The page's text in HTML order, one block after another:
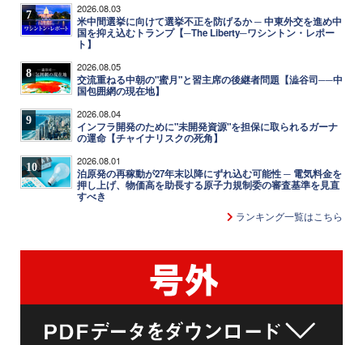
7 2026.08.03
米中間選挙に向けて選挙不正を防げるか ─ 中東外交を進め中
国を抑え込むトランプ【─The Liberty─ワシントン・レポー
ト】
8 2026.08.05
交流重ねる中朝の"蜜月"と習主席の後継者問題【澁谷司──中
国包囲網の現在地】
9 2026.08.04
インフラ開発のために"未開発資源"を担保に取られるガーナ
の運命【チャイナリスクの死角】
10 2026.08.01
泊原発の再稼動が27年末以降にずれ込む可能性 ─ 電気料金を
押し上げ、物価高を助長する原子力規制委の審査基準を見直
すべき
ランキング一覧はこちら